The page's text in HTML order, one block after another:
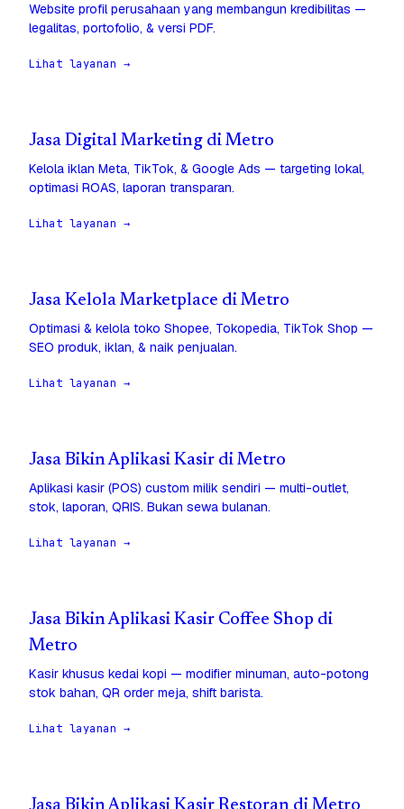
Website profil perusahaan yang membangun kredibilitas —
legalitas, portofolio, & versi PDF.
Lihat layanan →
Jasa Digital Marketing di Metro
Kelola iklan Meta, TikTok, & Google Ads — targeting lokal,
optimasi ROAS, laporan transparan.
Lihat layanan →
Jasa Kelola Marketplace di Metro
Optimasi & kelola toko Shopee, Tokopedia, TikTok Shop —
SEO produk, iklan, & naik penjualan.
Lihat layanan →
Jasa Bikin Aplikasi Kasir di Metro
Aplikasi kasir (POS) custom milik sendiri — multi-outlet,
stok, laporan, QRIS. Bukan sewa bulanan.
Lihat layanan →
Jasa Bikin Aplikasi Kasir Coffee Shop di
Metro
Kasir khusus kedai kopi — modifier minuman, auto-potong
stok bahan, QR order meja, shift barista.
Lihat layanan →